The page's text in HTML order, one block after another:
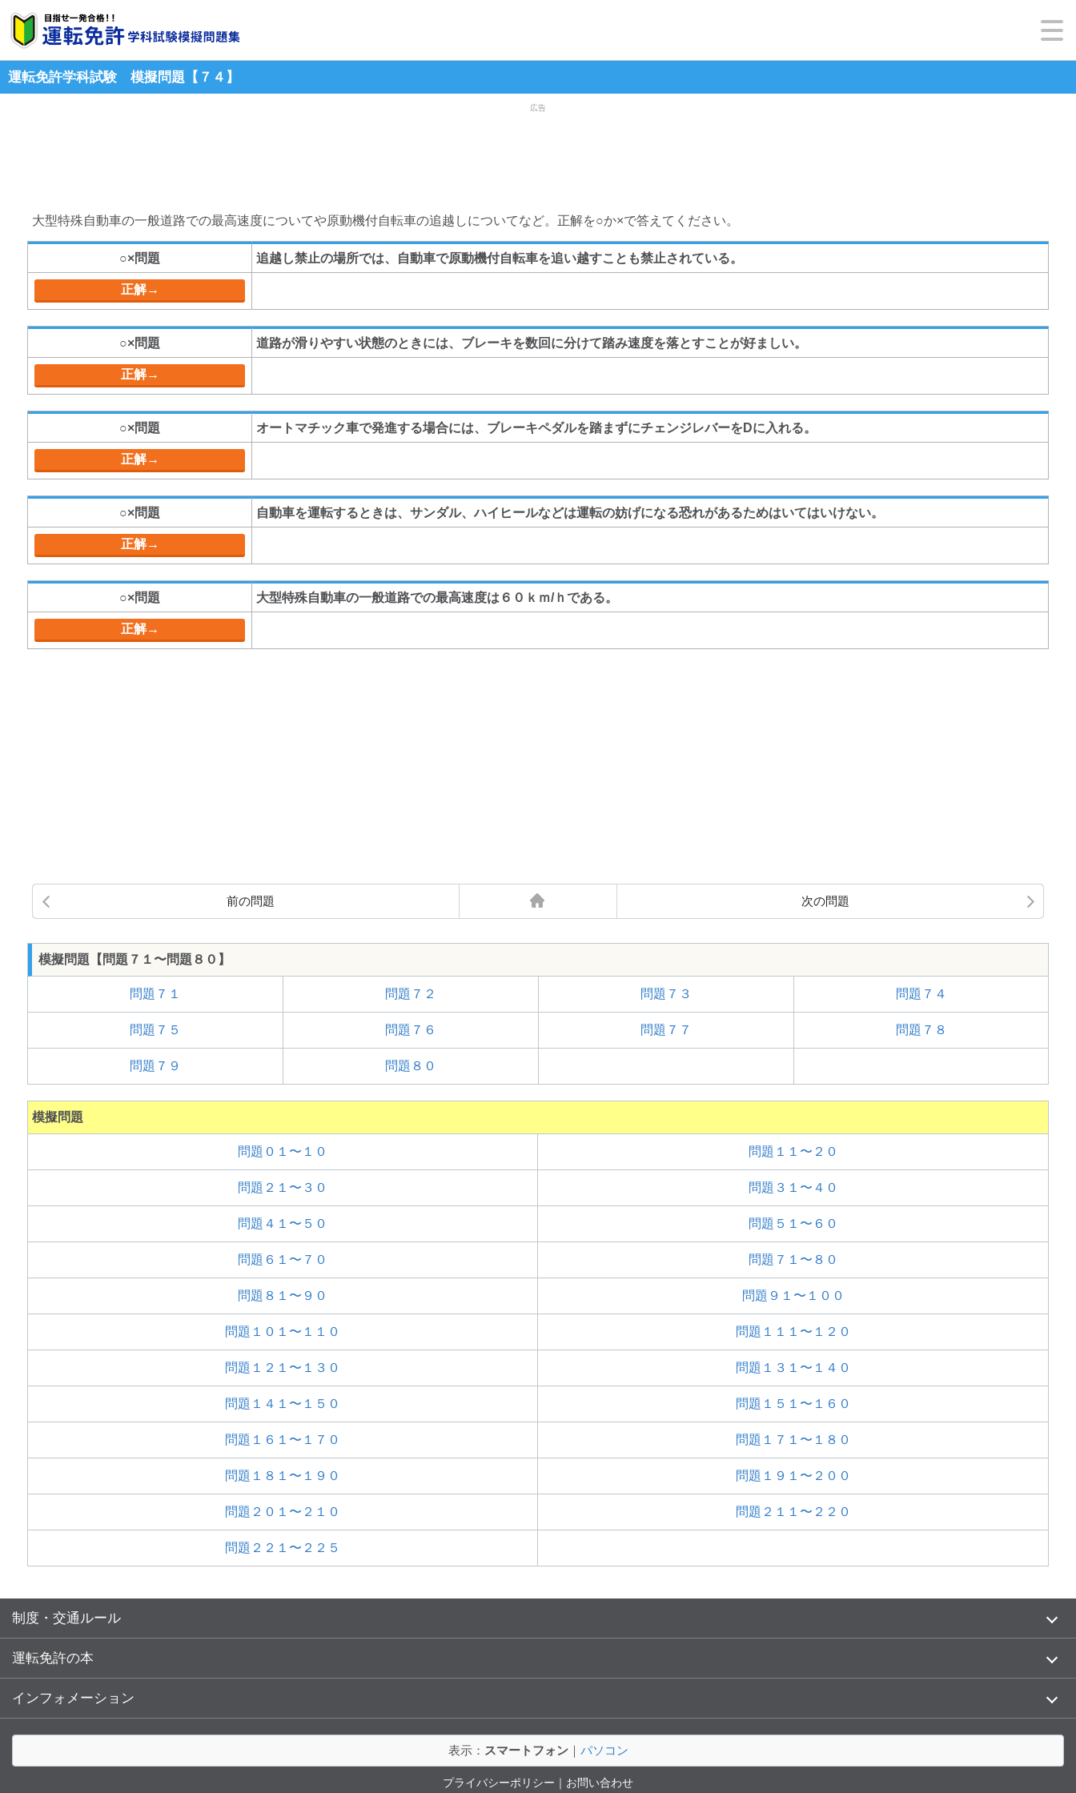
運転免許学科試験 模擬問題【７４】
広告
大型特殊自動車の一般道路での最高速度についてや原動機付自転車の追越しについてなど。正解を○か×で答えてください。
○×問題 追越し禁止の場所では、自動車で原動機付自転車を追い越すことも禁止されている。
○×問題 道路が滑りやすい状態のときには、ブレーキを数回に分けて踏み速度を落とすことが好ましい。
○×問題 オートマチック車で発進する場合には、ブレーキペダルを踏まずにチェンジレバーをDに入れる。
○×問題 自動車を運転するときは、サンダル、ハイヒールなどは運転の妨げになる恐れがあるためはいてはいけない。
○×問題 大型特殊自動車の一般道路での最高速度は６０ｋｍ/ｈである。
前の問題 次の問題
模擬問題【問題７１〜問題８０】
問題７１ 問題７２ 問題７３ 問題７４
問題７５ 問題７６ 問題７７ 問題７８
問題７９ 問題８０
模擬問題
問題０１〜１０ 問題１１〜２０
問題２１〜３０ 問題３１〜４０
問題４１〜５０ 問題５１〜６０
問題６１〜７０ 問題７１〜８０
問題８１〜９０ 問題９１〜１００
問題１０１〜１１０ 問題１１１〜１２０
問題１２１〜１３０ 問題１３１〜１４０
問題１４１〜１５０ 問題１５１〜１６０
問題１６１〜１７０ 問題１７１〜１８０
問題１８１〜１９０ 問題１９１〜２００
問題２０１〜２１０ 問題２１１〜２２０
問題２２１〜２２５
制度・交通ルール
運転免許の本
インフォメーション
表示： スマートフォン｜ パソコン
プライバシーポリシー ｜ お問い合わせ